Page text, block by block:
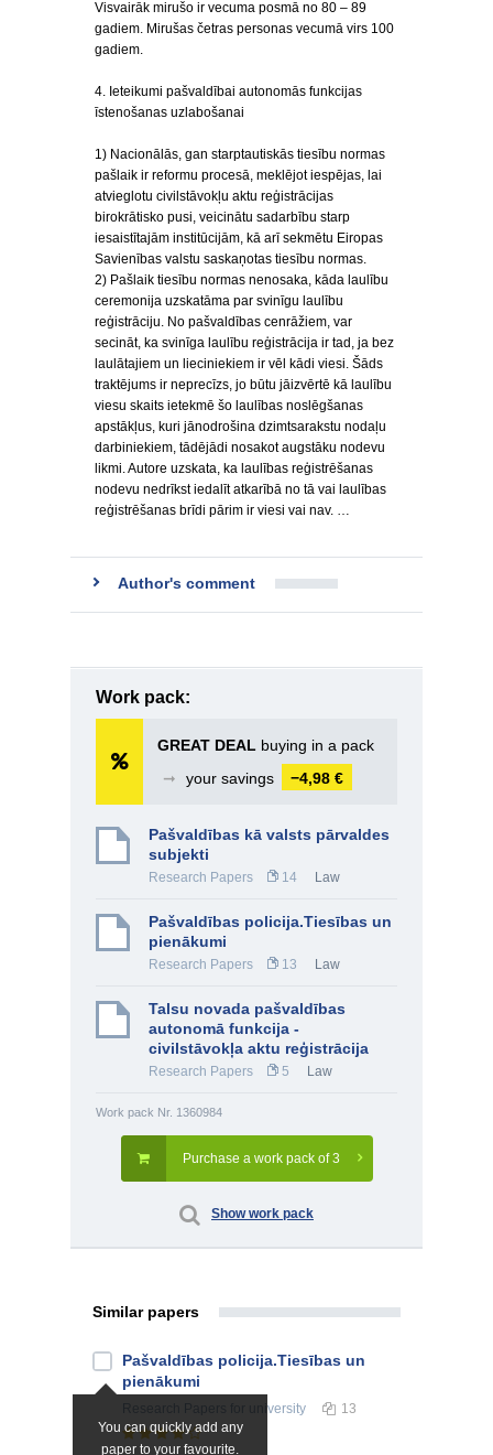
Visvairāk mirušo ir vecuma posmā no 80 – 89
gadiem. Mirušas četras personas vecumā virs 100
gadiem.
4. Ieteikumi pašvaldībai autonomās funkcijas
īstenošanas uzlabošanai
1) Nacionālās, gan starptautiskās tiesību normas
pašlaik ir reformu procesā, meklējot iespējas, lai
atvieglotu civilstāvokļu aktu reģistrācijas
birokrātisko pusi, veicinātu sadarbību starp
iesaistītajām institūcijām, kā arī sekmētu Eiropas
Savienības valstu saskaņotas tiesību normas.
2) Pašlaik tiesību normas nenosaka, kāda laulību
ceremonija uzskatāma par svinīgu laulību
reģistrāciju. No pašvaldības cenrāžiem, var
secināt, ka svinīga laulību reģistrācija ir tad, ja bez
laulātajiem un lieciniekiem ir vēl kādi viesi. Šāds
traktējums ir neprecīzs, jo būtu jāizvērtē kā laulību
viesu skaits ietekmē šo laulības noslēgšanas
apstākļus, kuri jānodrošina dzimtsarakstu nodaļu
darbiniekiem, tādējādi nosakot augstāku nodevu
likmi. Autore uzskata, ka laulības reģistrēšanas
nodevu nedrīkst iedalīt atkarībā no tā vai laulības
reģistrēšanas brīdi pārim ir viesi vai nav. …
Author's comment
Work pack:
GREAT DEAL buying in a pack
➞
your savings −4,98 €
Pašvaldības kā valsts pārvaldes
subjekti
Research Papers 14 Law
Pašvaldības policija.Tiesības un
pienākumi
Research Papers 13 Law
Talsu novada pašvaldības
autonomā funkcija -
civilstāvokļa aktu reģistrācija
Research Papers 5 Law
Work pack Nr. 1360984
Purchase a work pack of 3
Show work pack
Similar papers
You can quickly add any
paper to your favourite.
Pašvaldības policija.Tiesības un
pienākumi
for university 13